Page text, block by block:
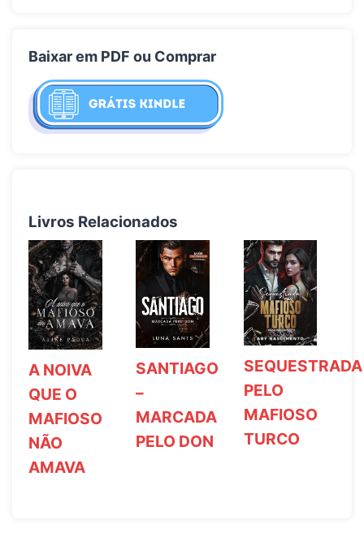
Baixar em PDF ou Comprar
Livros Relacionados
A NOIVA
QUE O
MAFIOSO
NÃO
AMAVA
SANTIAGO
–
MARCADA
PELO DON
SEQUESTRADA
PELO
MAFIOSO
TURCO